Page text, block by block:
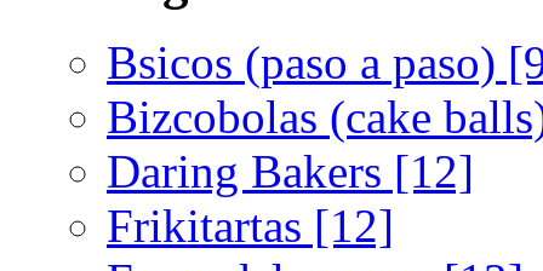
Bsicos (paso a paso)
Bizcobolas (cake
Daring Bakers [12]
Frikitartas [12]